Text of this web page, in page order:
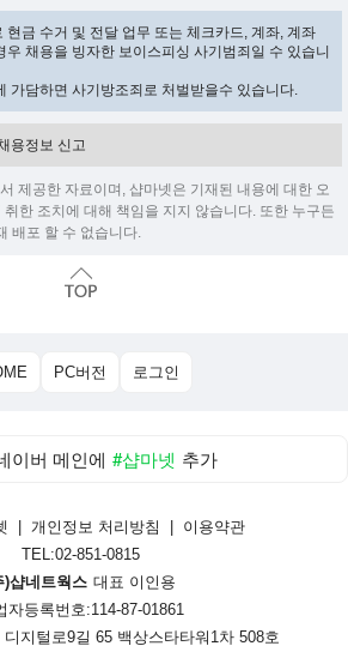
현금 수거 및 전달 업무 또는 체크카드, 계좌, 계좌
우 채용을 빙자한 보이스피싱 사기범죄일 수 있습니
가담하면 사기방조죄로 처벌받을수 있습니다.
용정보 신고
제공한 자료이며, 샵마넷은 기재된 내용에 대한 오
한 조치에 대해 책임을 지지 않습니다. 또한 누구든
배포 할 수 없습니다.
PC버전 로그인
이버 메인에 #샵마넷 추가
| 개인정보 처리방침 | 이용약관
TEL:02-851-0815
)샵네트웍스 대표 이인용
자등록번호:114-87-01861
지털로9길 65 백상스타타워1차 508호